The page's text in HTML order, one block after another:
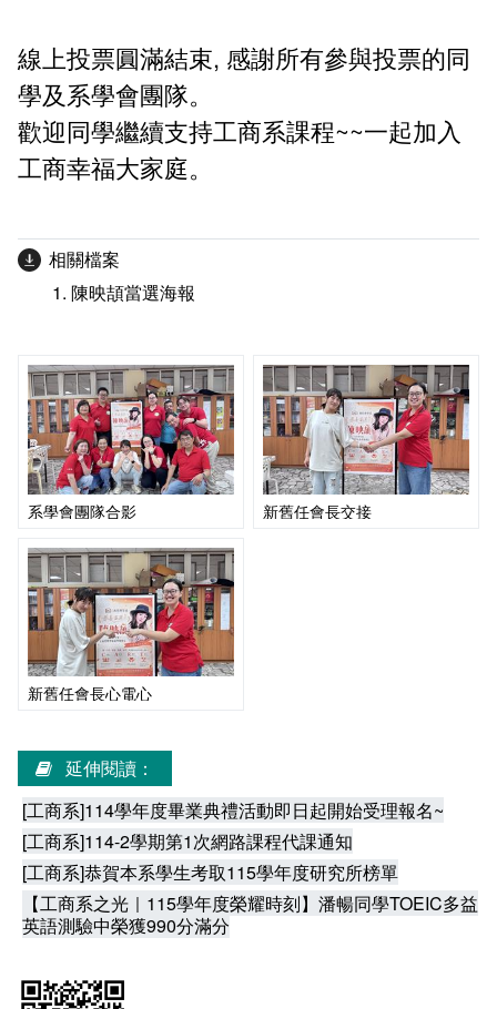
教學媒體處
電算中心
圖書館
人事室
意見信箱
各單位意見信箱
教師意見信箱
諮詢信箱進度查詢
影音資訊
線上投票圓滿結束, 感謝所有參與投票的同
學及系學會團隊。
歡迎同學繼續支持工商系課程~~一起加入
工商幸福大家庭。
相關檔案
陳映頡當選海報
系學會團隊合影 新舊任會長交接
新舊任會長心電心
延伸閱讀：
[工商系]114學年度畢業典禮活動即日起開始受理報名~
[工商系]114-2學期第1次網路課程代課通知
[工商系]恭賀本系學生考取115學年度研究所榜單
【工商系之光｜115學年度榮耀時刻】潘暢同學TOEIC多益
英語測驗中榮獲990分滿分